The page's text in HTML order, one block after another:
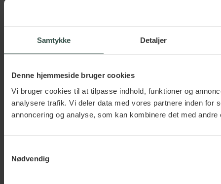
Samtykke Detaljer
Denne hjemmeside bruger cookies
Vi bruger cookies til at tilpasse indhold, funktioner og
analysere trafik. Vi deler data med vores partnere inden for
annoncering og analyse, som kan kombinere det med andre
Nødvendig
Book et møde
Telefoniske åbningstider
Mandag-fredag: 9:00-18:00
Lørdag-søndag: lukket